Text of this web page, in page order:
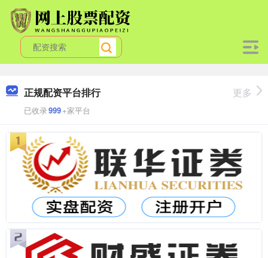
正规配资平台排行
已收录999+家平台
更多